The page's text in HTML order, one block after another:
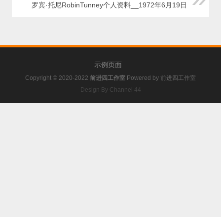
罗宾·托尼RobinTunney个人资料__1972年6月19日
示例页面
Copyright © 2020-2022 前进四工作室 Powered by 前进四工作室
Design By Channel 44